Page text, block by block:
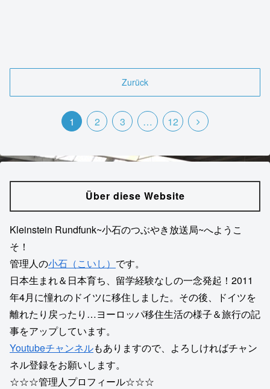
Zurück
1 2 3 … 12
Über diese Website
Kleinstein Rundfunk~小石のつぶやき放送局~へようこ
そ！
管理人の小石（こいし） です。
日本生まれ＆日本育ち、留学経験なしの一念発起！2011
年4月に憧れのドイツに移住しました。その後、ドイツを
離れたり戻ったり…ヨーロッパ移住生活の様子＆旅行の記
事をアップしています。
Youtubeチャンネルもありますので、よろしければチャン
ネル登録をお願いします。
☆☆☆管理人プロフィール☆☆☆